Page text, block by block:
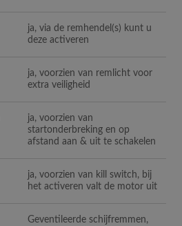
ja, via de remhendel(s) kunt u
deze activeren
ja, voorzien van remlicht voor
extra veiligheid
ja, voorzien van
startonderbreking en op
afstand aan & uit te schakelen
ja, voorzien van kill switch, bij
het activeren valt de motor uit
Geventileerde schijfremmen,